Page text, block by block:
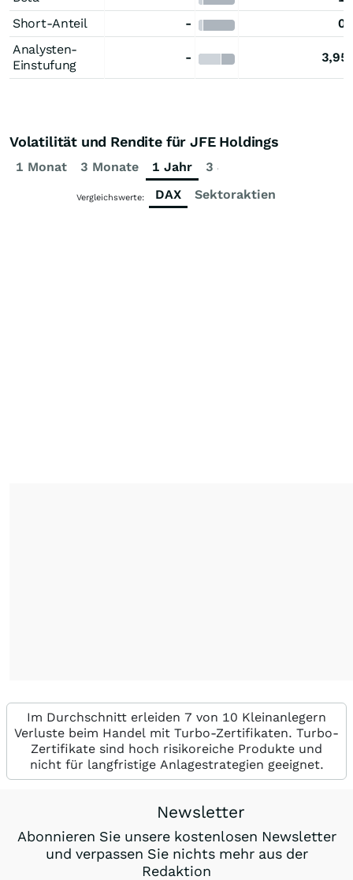
Short-Anteil
-
Analysten-
Einstufung
-
Volatilität und Rendite für JFE Holdings
1 Monat 3 Monate 1 Jahr 3 Jahre
Vergleichswerte: DAX Sektoraktien
Im Durchschnitt erleiden 7 von 10 Kleinanlegern
Verluste beim Handel mit Turbo-Zertifikaten. Turbo-
Zertifikate sind hoch risikoreiche Produkte und
nicht für langfristige Anlagestrategien geeignet.
Newsletter
Abonnieren Sie unsere kostenlosen Newsletter
und verpassen Sie nichts mehr aus der
Redaktion